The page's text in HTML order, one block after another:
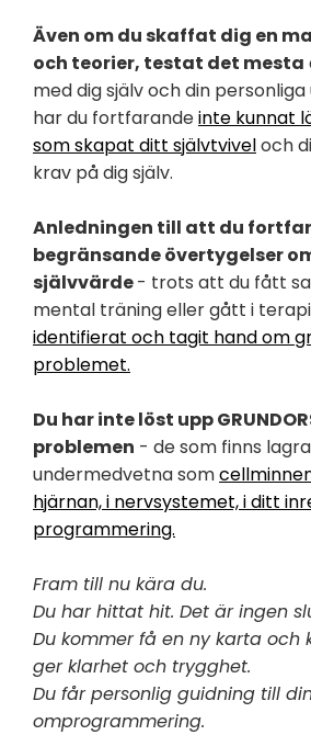
Även om du skaffat dig en
och teorier, testat det mesta
med dig själv och din
har du fortfarandeinte kunnat
som skapat ditt självtviveloch
krav på dig själv.
Anledningen till att du
begränsande övertygelser
självvärde- trots att du fått
mental träning eller gått i
identifierat och tagit hand om
problemet.
Du har inte löst upp
problemen - de som finns
undermedvetna som
hjärnan, i nervsystemet, i ditt
programmering.
Fram till nu kära du.
Du har hittat hit. Det är ingen
Du kommer få en ny karta och
ger klarhet och trygghet.
Du får personlig guidning till
omprogrammering.